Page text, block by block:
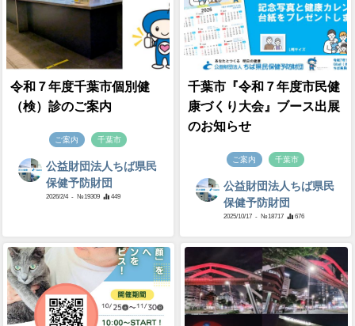
令和７年度千葉市個別健
（検）診のご案内
ご案内 千葉市
公益財団法人ちば県民
保健予防財団
2026/2/4 - №19309 449
千葉市『令和７年度市民健
康づくり大会』ブース出展
のお知らせ
ご案内 千葉市
公益財団法人ちば県民
保健予防財団
2025/10/17 - №18717 676